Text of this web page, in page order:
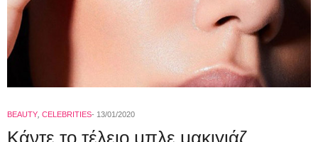
BEAUTY, CELEBRITIES 13/01/2020